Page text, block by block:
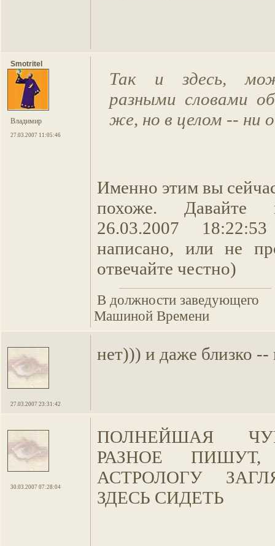
Smotritel
Владимир
27.03.2007 11:05:46
Так и здесь,
разными словами
же, но в целом -- ни
Именно этим вы
похоже. Давайте
26.03.2007
написано, или не
отвечайте честно)
В должности заведующего
Машиной Времени
27.03.2007 23:31:42
нет))) и даже близко --
30.03.2007 07:28:04
ПОЛНЕЙШАЯ
РАЗНОЕ
АСТРОЛОГУ
ЗДЕСЬ СИДЕТЬ